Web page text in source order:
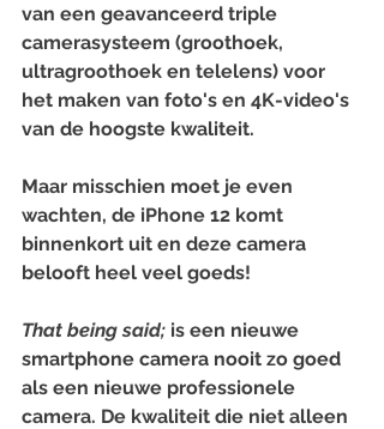
van een geavanceerd triple
camerasysteem (groothoek,
ultragroothoek en telelens) voor
het maken van foto's en 4K-video's
van de hoogste kwaliteit. ⁠
Maar misschien moet je even
wachten, de iPhone 12 komt
binnenkort uit en deze camera
belooft heel veel goeds!
That being said; is een nieuwe
smartphone camera nooit zo goed
als een nieuwe professionele
camera. De kwaliteit die niet alleen